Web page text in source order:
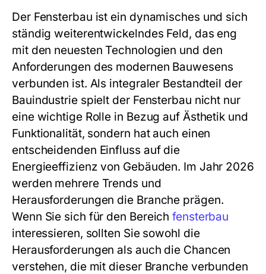
Der Fensterbau ist ein dynamisches und sich
ständig weiterentwickelndes Feld, das eng
mit den neuesten Technologien und den
Anforderungen des modernen Bauwesens
verbunden ist. Als integraler Bestandteil der
Bauindustrie spielt der Fensterbau nicht nur
eine wichtige Rolle in Bezug auf Ästhetik und
Funktionalität, sondern hat auch einen
entscheidenden Einfluss auf die
Energieeffizienz von Gebäuden. Im Jahr 2026
werden mehrere Trends und
Herausforderungen die Branche prägen.
Wenn Sie sich für den Bereichfensterbau
interessieren, sollten Sie sowohl die
Herausforderungen als auch die Chancen
verstehen, die mit dieser Branche verbunden